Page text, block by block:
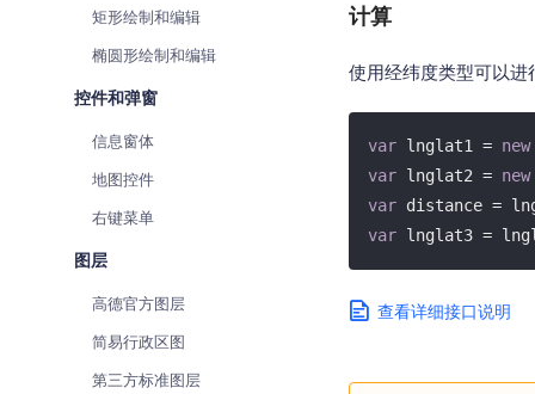
矩形绘制和编辑
椭圆形绘制和编辑
控件和弹窗
信息窗体
地图控件
右键菜单
图层
高德官方图层
简易行政区图
第三方标准图层
计算
使用经纬度类型可以
var lnglat1 = new
var lnglat2 = new
var distance =
var lnglat3 =
查看详细接口说明